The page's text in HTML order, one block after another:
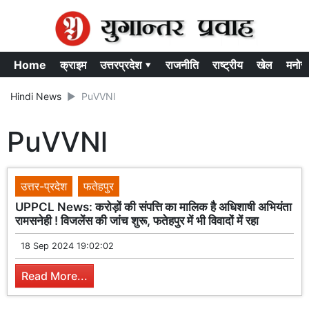
Home क्राइम उत्तरप्रदेश ▾ राजनीति राष्ट्रीय खेल
Hindi News PuVVNl
PuVVNl
उत्तर-प्रदेश
फतेहपुर
UPPCL News: करोड़ों की संपत्ति का मालिक है अधिशाषी अभियंता
रामसनेही ! विजलेंस की जांच शुरू, फतेहपुर में भी विवादों में रहा
18 Sep 2024 19:02:02
Read More...